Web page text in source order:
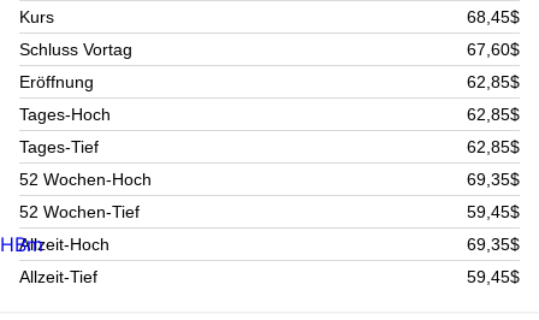
Kurs
68,45$
Schluss Vortag
67,60$
Eröffnung
62,85$
Tages-Hoch
62,85$
Tages-Tief
62,85$
52 Wochen-Hoch
69,35$
52 Wochen-Tief
59,45$
Allzeit-Hoch
69,35$
Allzeit-Tief
59,45$
HBm